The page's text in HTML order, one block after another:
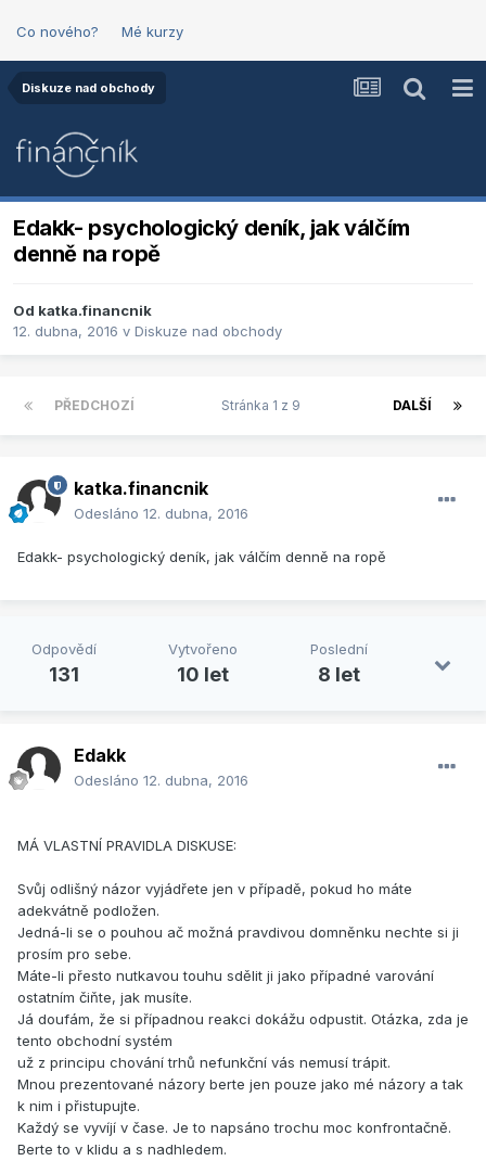
Co nového? Mé kurzy
Diskuze nad obchody
Edakk- psychologický deník, jak válčím
denně na ropě
Od katka.financnik
12. dubna, 2016 v Diskuze nad obchody
PŘEDCHOZÍ DALŠÍ
Stránka 1 z 9
katka.financnik
Odesláno 12. dubna, 2016
Edakk- psychologický deník, jak válčím denně na ropě
Odpovědí
131
Vytvořeno
10 let
Poslední
8 let
Edakk
Odesláno 12. dubna, 2016
MÁ VLASTNÍ PRAVIDLA DISKUSE:
Svůj odlišný názor vyjádřete jen v případě, pokud ho máte
adekvátně podložen.
Jedná-li se o pouhou ač možná pravdivou domněnku nechte si ji
prosím pro sebe.
Máte-li přesto nutkavou touhu sdělit ji jako případné varování
ostatním čiňte, jak musíte.
Já doufám, že si případnou reakci dokážu odpustit. Otázka, zda je
tento obchodní systém
už z principu chování trhů nefunkční vás nemusí trápit.
Mnou prezentované názory berte jen pouze jako mé názory a tak
k nim i přistupujte.
Každý se vyvíjí v čase. Je to napsáno trochu moc konfrontačně.
Berte to v klidu a s nadhledem.